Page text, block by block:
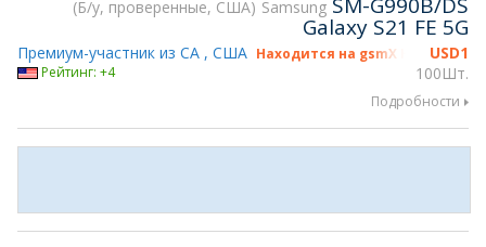
Б/у, проверенные, США Samsung
Galaxy S21 FE 5G
USD1
100Шт.
Премиум-участник из CA , США Находится на gsmX Hong Kong
Рейтинг: +4
Подробности